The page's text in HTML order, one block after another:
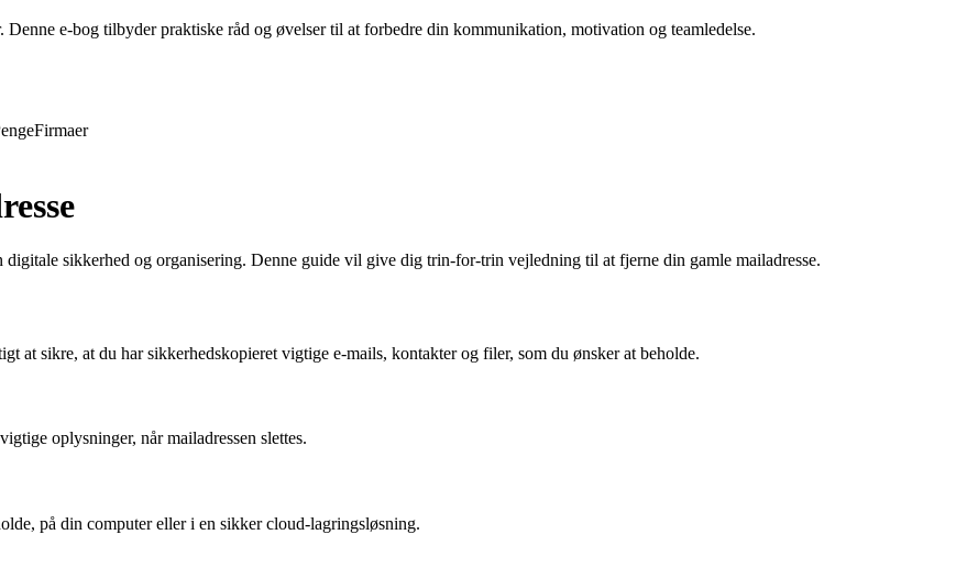
e-bog tilbyder praktiske råd og øvelser til at forbedre din kommunikation, motivation og teamledelse.
Firmaer
sikkerhed og organisering. Denne guide vil give dig trin-for-trin vejledning til at fjerne din gamle mailadresse.
at sikre, at du har sikkerhedskopieret vigtige e-mails, kontakter og filer, som du ønsker at beholde.
oplysninger, når mailadressen slettes.
på din computer eller i en sikker cloud-lagringsløsning.